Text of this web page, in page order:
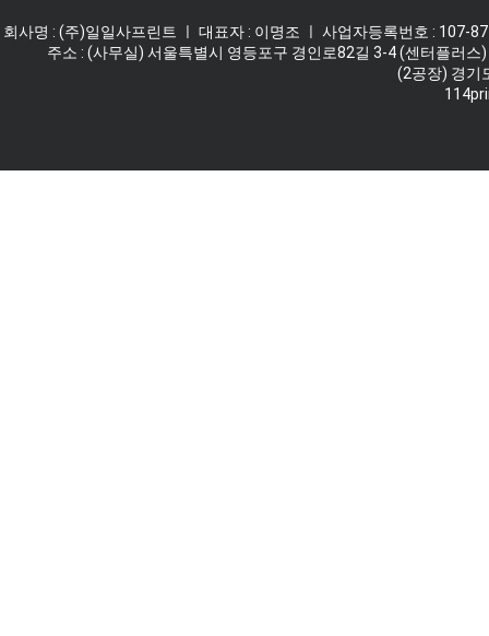
회사명 : (주)일일사프린트 ㅣ 대표자 : 이명조 ㅣ 사업자등록번호 :
주소 : (사무실) 서울특별시 영등포구 경인로82길 3-4 (센터플러
(2공장) 경기